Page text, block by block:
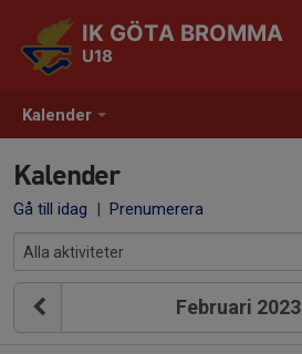
Kalender
IK GÖTA BROMMA
U18
Kalender
Gå till idag | Prenumerera
Februari 2023